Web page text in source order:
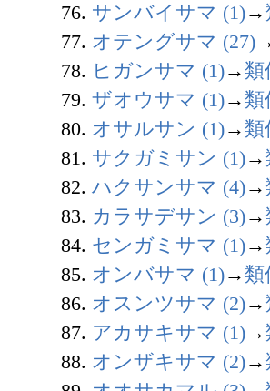
76. サンバイサマ (1)→
77. オテングサマ (27)
78. ヒガンサマ (1)→ 類
79. ザオウサマ (1)→ 類
80. オサルサン (1)→ 類
81. サクガミサン (1)→
82. ハクサンサマ (4)→
83. カラサデサン (3)→
84. センガミサマ (1)→
85. オンバサマ (1)→ 類
86. オスンツサマ (2)→
87. アカサキサマ (1)→
88. オンザキサマ (2)→